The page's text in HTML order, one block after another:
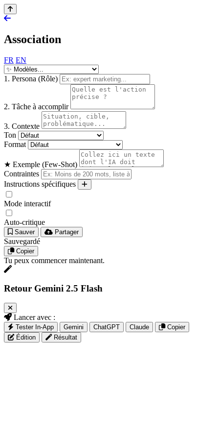
Association
FR EN
1. Persona (Rôle)
2. Tâche à accomplir
3. Contexte
Ton
Format
★ Exemple (Few-Shot)
Contraintes
Instructions spécifiques
Mode interactif
Auto-critique
Sauver Partager
Sauvegardé
Copier
Tu peux commencer maintenant.
Retour Gemini 2.5 Flash
Lancer avec :
Tester In-App Gemini ChatGPT Claude
Copier
Édition
Résultat